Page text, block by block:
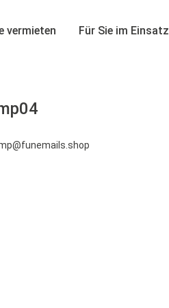
vermieten Für Sie im Einsatz